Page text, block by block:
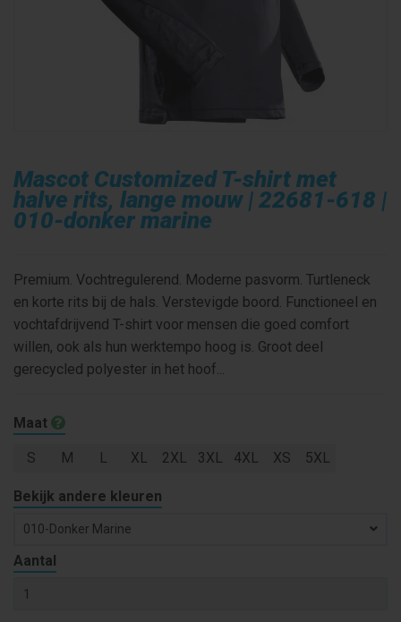
Mascot Customized T-shirt met
halve rits, lange mouw | 22681-618 |
010-donker marine
Premium. Vochtregulerend. Moderne pasvorm. Turtleneck
en korte rits bij de hals. Verstevigde boord. Functioneel en
vochtafdrijvend T-shirt voor mensen die goed comfort
willen, ook als hun werktempo hoog is. Groot deel
gerecycled polyester in het hoof...
Maat
S M L XL 2XL 3XL 4XL XS 5XL
Bekijk andere kleuren
010-Donker Marine
Aantal